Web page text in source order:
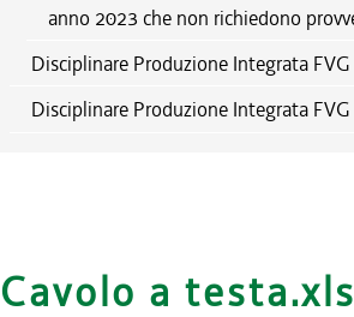
anno 2023 che non richiedono
Disciplinare Produzione Integrata
Disciplinare Produzione Integrata
Cavolo a